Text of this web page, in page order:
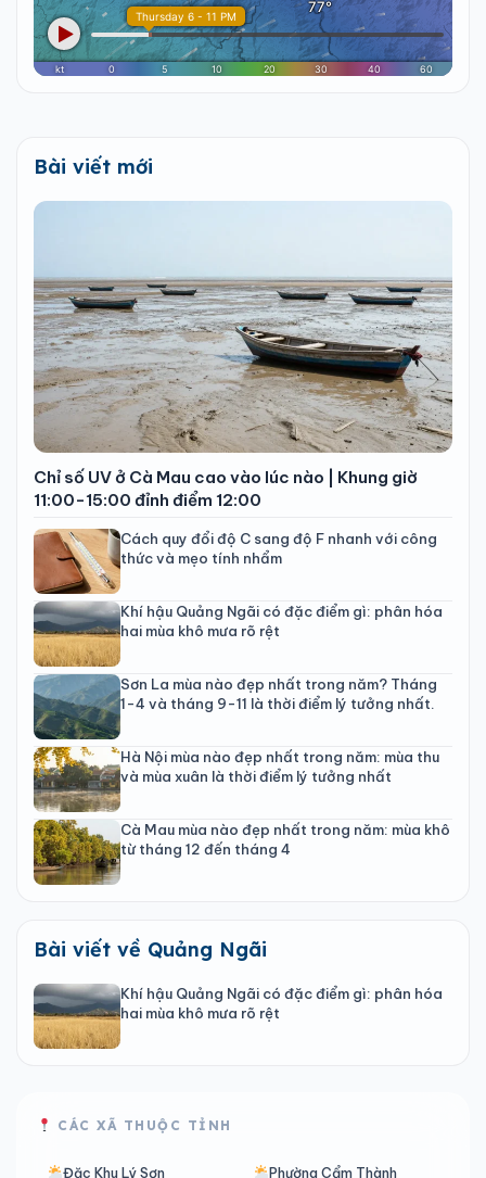
Bài viết mới
Chỉ số UV ở Cà Mau cao vào lúc nào | Khung giờ
11:00-15:00 đỉnh điểm 12:00
Cách quy đổi độ C sang độ F nhanh với công
thức và mẹo tính nhẩm
Khí hậu Quảng Ngãi có đặc điểm gì: phân hóa
hai mùa khô mưa rõ rệt
Sơn La mùa nào đẹp nhất trong năm? Tháng
1-4 và tháng 9-11 là thời điểm lý tưởng nhất.
Hà Nội mùa nào đẹp nhất trong năm: mùa thu
và mùa xuân là thời điểm lý tưởng nhất
Cà Mau mùa nào đẹp nhất trong năm: mùa khô
từ tháng 12 đến tháng 4
Bài viết về Quảng Ngãi
Khí hậu Quảng Ngãi có đặc điểm gì: phân hóa
hai mùa khô mưa rõ rệt
CÁC XÃ THUỘC TỈNH
Đặc Khu Lý Sơn Phường Cẩm Thành